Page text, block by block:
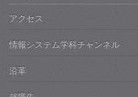
アクセス
情報システム学科チャンネル
沿革